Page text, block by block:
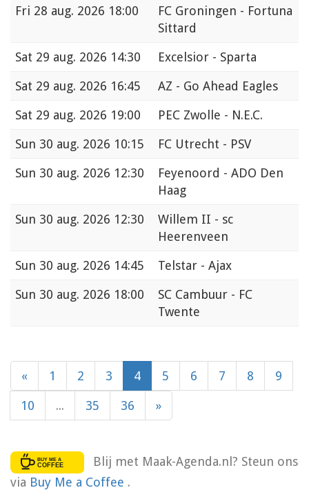
Fri 28 aug. 2026 18:00
FC Groningen - Fortuna
Sittard
Sat 29 aug. 2026 14:30
Excelsior - Sparta
Sat 29 aug. 2026 16:45
AZ - Go Ahead Eagles
Sat 29 aug. 2026 19:00
PEC Zwolle - N.E.C.
Sun 30 aug. 2026 10:15
FC Utrecht - PSV
Sun 30 aug. 2026 12:30
Feyenoord - ADO Den
Haag
Sun 30 aug. 2026 12:30
Willem II - sc
Heerenveen
Sun 30 aug. 2026 14:45
Telstar - Ajax
Sun 30 aug. 2026 18:00
SC Cambuur - FC
Twente
« 1 2 3 4 5 6 7 8 9
10 ... 35 36 »
Blij met Maak-Agenda.nl? Steun ons
via Buy Me a Coffee .